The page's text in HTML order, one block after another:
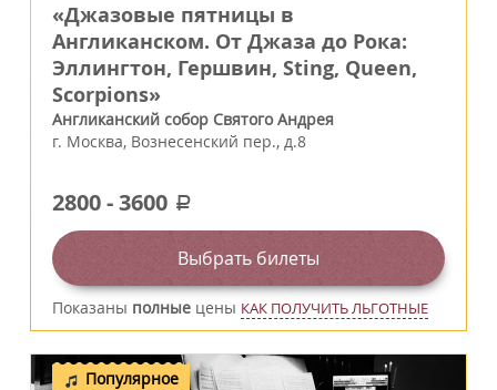
«Джазовые пятницы в
Англиканском. От Джаза до Рока:
Эллингтон, Гершвин, Sting, Queen,
Scorpions»
Англиканский собор Святого Андрея
г. Москва, Вознесенский пер., д.8
2800-3600 a
Выбрать билеты
Показаны полные цены КАК ПОЛУЧИТЬ ЛЬГОТНЫЕ
Популярное